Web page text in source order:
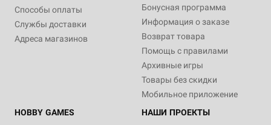
Способы оплаты
Службы доставки
Адреса магазинов
Бонусная программа
Информация о заказе
Возврат товара
Помощь с правилами
Архивные игры
Товары без скидки
Мобильное приложение
HOBBY GAMES
НАШИ ПРОЕКТЫ